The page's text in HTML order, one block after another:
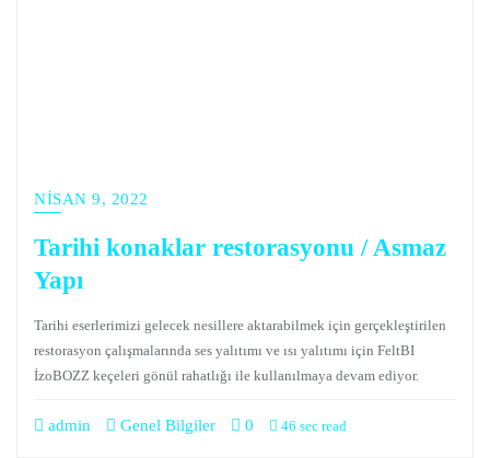
NISAN 9, 2022
Tarihi konaklar restorasyonu / Asmaz
Yapı
Tarihi eserlerimizi gelecek nesillere aktarabilmek için gerçekleştirilen
restorasyon çalışmalarında ses yalıtımı ve ısı yalıtımı için FeltBI
İzoBOZZ keçeleri gönül rahatlığı ile kullanılmaya devam ediyor.
admin Genel Bilgiler 0 46 sec read